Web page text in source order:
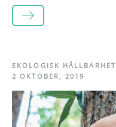
LÄS MER
EKOLOGISK HÅLLBARHET
2 OKTOBER, 2019